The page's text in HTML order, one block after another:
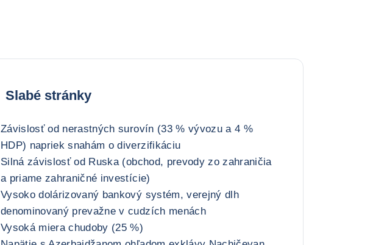
Slabé stránky
Závislosť od nerastných surovín (33 % vývozu a 4 %
HDP) napriek snahám o diverzifikáciu
Silná závislosť od Ruska (obchod, prevody zo zahraničia
a priame zahraničné investície)
Vysoko dolárizovaný bankový systém, verejný dlh
denominovaný prevažne v cudzích menách
Vysoká miera chudoby (25 %)